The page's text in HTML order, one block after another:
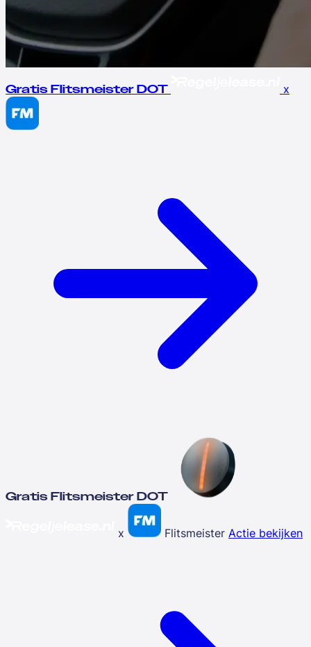
Gratis Flitsmeister DOT x
Gratis Flitsmeister DOT
x Flitsmeister Actie bekijken